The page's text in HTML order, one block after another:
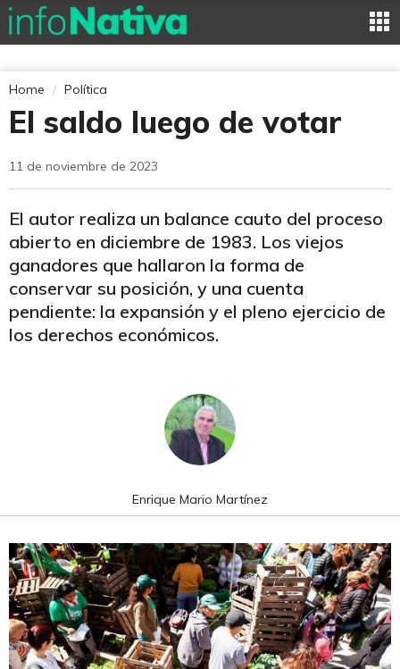
Home Política
El saldo luego de votar
11 de noviembre de 2023
El autor realiza un balance cauto del proceso
abierto en diciembre de 1983. Los viejos
ganadores que hallaron la forma de
conservar su posición, y una cuenta
pendiente: la expansión y el pleno ejercicio de
los derechos económicos.
Enrique Mario Martínez